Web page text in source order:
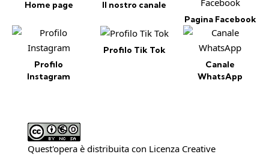
Home page
Il nostro canale
Pagina Facebook
Profilo
Instagram
Profilo Tik Tok
Canale
WhatsApp
Quest'opera è distribuita con Licenza Creative